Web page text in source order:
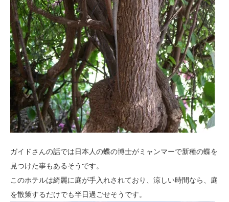
ガイドさんの話では日本人の蝶の博士がミャンマーで新種の蝶を
見つけた事もあるそうです。
このホテルは綺麗に庭が手入れされており、涼しい時間なら、庭
を散策するだけでも半日過ごせそうです。